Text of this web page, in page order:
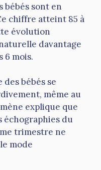
bébés sont en
chiffre atteint 85 à
évolution
davantage
6 mois.
bébés se
même au
explique que
échographies du
trimestre ne
mode